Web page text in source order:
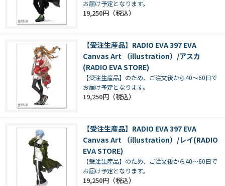
お届け予定となります。
19,250円
【受注生産品】RADIO EVA 397 EVA
Canvas Art （illustration）/アスカ
(RADIO EVA STORE)
【受注生産品】のため、ご注文後から40～60日で
お届け予定となります。
19,250円
【受注生産品】RADIO EVA 397 EVA
Canvas Art （illustration）/レイ(RADIO
EVA STORE)
【受注生産品】のため、ご注文後から40～60日で
お届け予定となります。
19,250円